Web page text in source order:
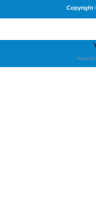
Copyright